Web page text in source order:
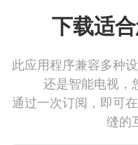
下载适
此应用程序兼容多种
还是智能电视，
通过一次订阅，即可
缝的